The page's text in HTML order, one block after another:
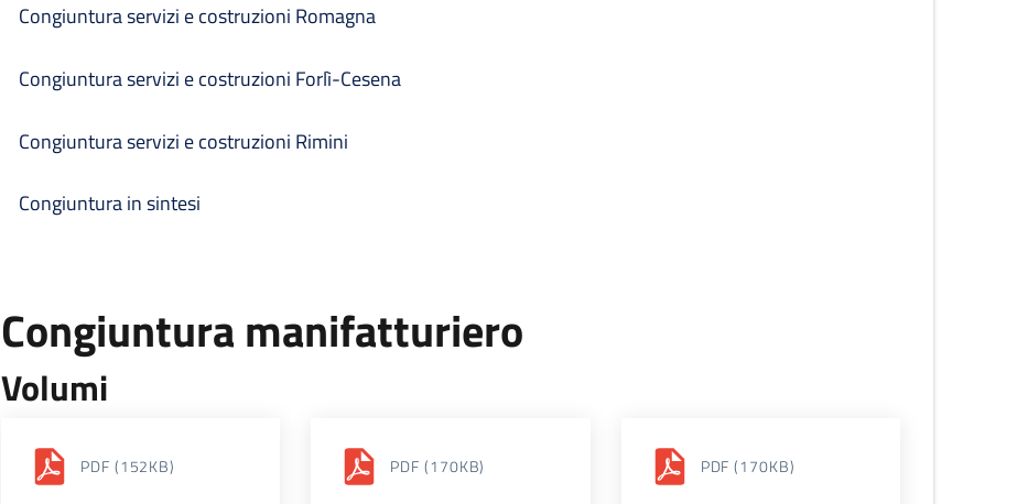
Congiuntura servizi e costruzioni Romagna
Congiuntura servizi e costruzioni Forlì-Cesena
Congiuntura servizi e costruzioni Rimini
Congiuntura in sintesi
Congiuntura manifatturiero
Volumi
PDF (152KB) PDF (170KB) PDF (170KB)